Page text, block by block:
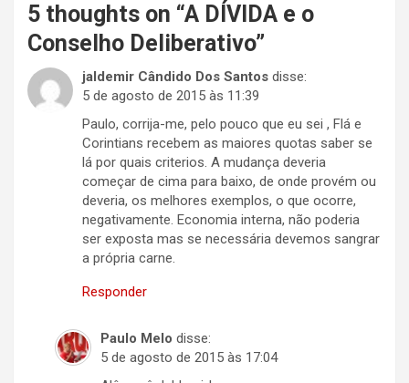
5 thoughts on “A DÍVIDA e o
Conselho Deliberativo”
jaldemir Cândido Dos Santos disse:
5 de agosto de 2015 às 11:39
Paulo, corrija-me, pelo pouco que eu sei , Flá e
Corintians recebem as maiores quotas saber se
lá por quais criterios. A mudança deveria
começar de cima para baixo, de onde provém ou
deveria, os melhores exemplos, o que ocorre,
negativamente. Economia interna, não poderia
ser exposta mas se necessária devemos sangrar
a própria carne.
Responder
Paulo Melo disse:
5 de agosto de 2015 às 17:04